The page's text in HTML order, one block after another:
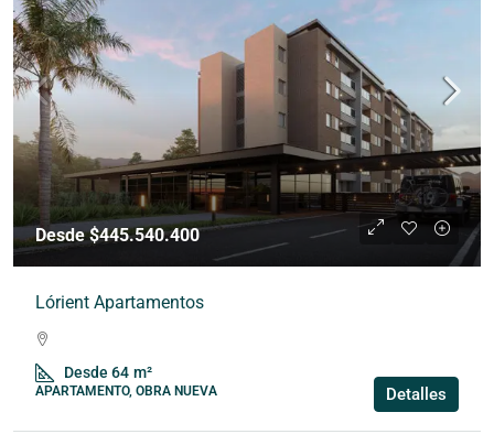
Desde $445.540.400
Lórient Apartamentos
Desde 64 m²
APARTAMENTO, OBRA NUEVA Detalles